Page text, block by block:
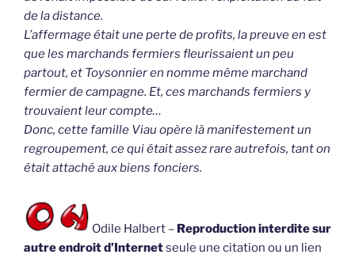
de la distance.
L’affermage était une perte de profits, la preuve en est
que les marchands fermiers fleurissaient un peu
partout, et Toysonnier en nomme même marchand
fermier de campagne. Et, ces marchands fermiers y
trouvaient leur compte…
Donc, cette famille Viau opère là manifestement un
regroupement, ce qui était assez rare autrefois, tant on
était attaché aux biens fonciers.
Odile Halbert – Reproduction interdite sur
autre endroit d’Internetseule une citation ou un lien